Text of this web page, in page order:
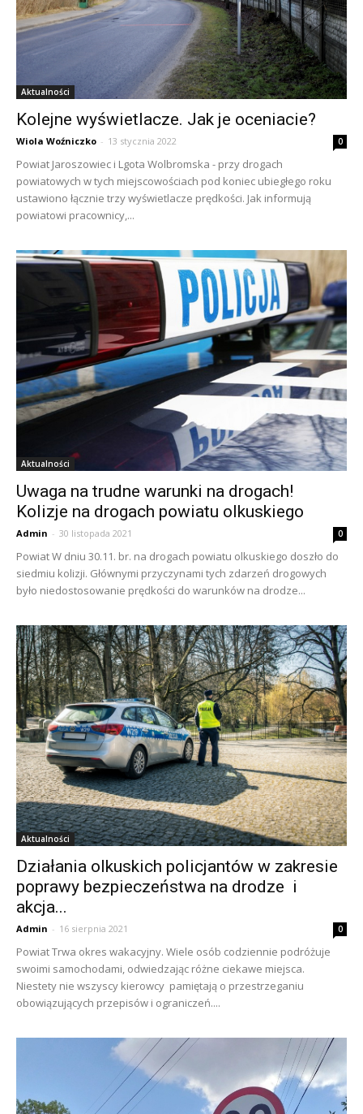
Aktualności
Kolejne wyświetlacze. Jak je oceniacie?
Wiola Woźniczko - 13 stycznia 2022 0
Powiat Jaroszowiec i Lgota Wolbromska - przy drogach
powiatowych w tych miejscowościach pod koniec ubiegłego roku
ustawiono łącznie trzy wyświetlacze prędkości. Jak informują
powiatowi pracownicy,...
Aktualności
Uwaga na trudne warunki na drogach!
Kolizje na drogach powiatu olkuskiego
Admin - 30 listopada 2021 0
Powiat W dniu 30.11. br. na drogach powiatu olkuskiego doszło do
siedmiu kolizji. Głównymi przyczynami tych zdarzeń drogowych
było niedostosowanie prędkości do warunków na drodze...
Aktualności
Działania olkuskich policjantów w zakresie
poprawy bezpieczeństwa na drodze i
akcja...
Admin - 16 sierpnia 2021 0
Powiat Trwa okres wakacyjny. Wiele osób codziennie podróżuje
swoimi samochodami, odwiedzając różne ciekawe miejsca.
Niestety nie wszyscy kierowcy pamiętają o przestrzeganiu
obowiązujących przepisów i ograniczeń....